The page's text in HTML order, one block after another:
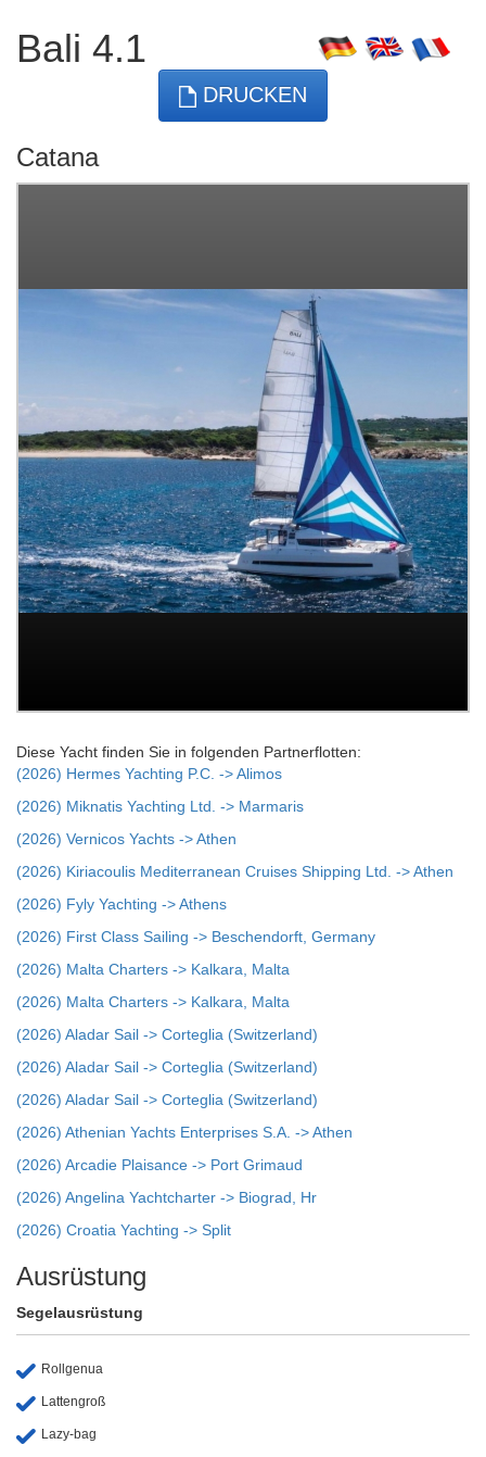
Bali 4.1
DRUCKEN
Catana
Diese Yacht finden Sie in folgenden Partnerflotten:
(2026) Hermes Yachting P.C. -> Alimos
(2026) Miknatis Yachting Ltd. -> Marmaris
(2026) Vernicos Yachts -> Athen
(2026) Kiriacoulis Mediterranean Cruises Shipping Ltd. -> Athen
(2026) Fyly Yachting -> Athens
(2026) First Class Sailing -> Beschendorft, Germany
(2026) Malta Charters -> Kalkara, Malta
(2026) Malta Charters -> Kalkara, Malta
(2026) Aladar Sail -> Corteglia (Switzerland)
(2026) Aladar Sail -> Corteglia (Switzerland)
(2026) Aladar Sail -> Corteglia (Switzerland)
(2026) Athenian Yachts Enterprises S.A. -> Athen
(2026) Arcadie Plaisance -> Port Grimaud
(2026) Angelina Yachtcharter -> Biograd, Hr
(2026) Croatia Yachting -> Split
Ausrüstung
Segelausrüstung
Rollgenua
Lattengroß
Lazy-bag